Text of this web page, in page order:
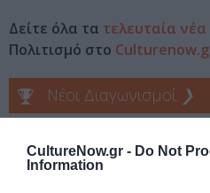
CultureNow.gr - Do Not
Information
Δείτε όλα τα τελευταία νέα
Πολιτισμό στο
Νέοι Διαγωνισμοί ❯
JAZZ - BLUES - ETHNIC